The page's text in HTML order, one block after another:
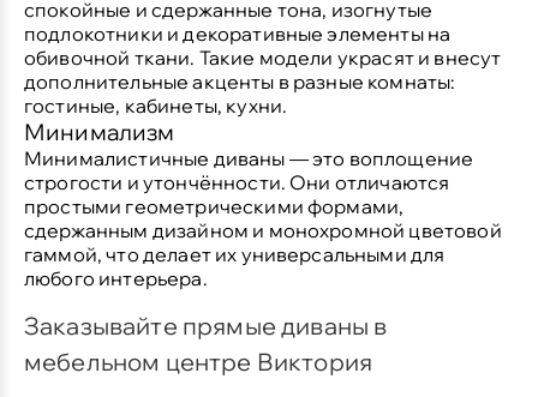
спокойные и сдержанные тона, изогнутые
подлокотники и декоративные элементы на
обивочной ткани. Такие модели украсят и внесут
дополнительные акценты в разные комнаты:
гостиные, кабинеты, кухни.
Минимализм
Минималистичные диваны — это воплощение
строгости и утончённости. Они отличаются
простыми геометрическими формами,
сдержанным дизайном и монохромной цветовой
гаммой, что делает их универсальными для
любого интерьера.
Заказывайте прямые диваны в
мебельном центре Виктория